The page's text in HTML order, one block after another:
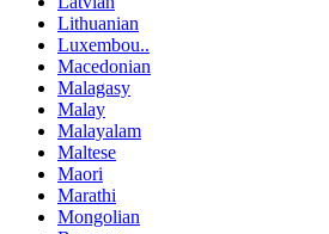
Lithuanian
Luxembou..
Macedonian
Malagasy
Malay
Malayalam
Maltese
Maori
Marathi
Mongolian